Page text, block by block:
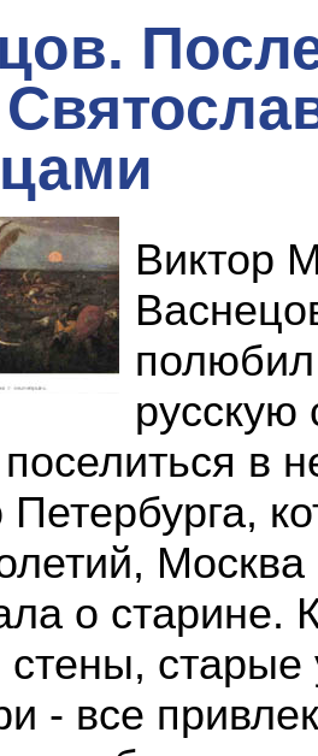
Виктор
русскую
в
Петербурга,
о старине.
старые
- все